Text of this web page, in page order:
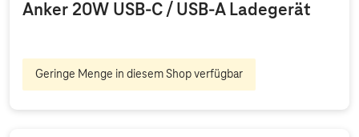
Anker 20W USB-C / USB-A Ladegerät
Geringe Menge in diesem Shop verfügbar